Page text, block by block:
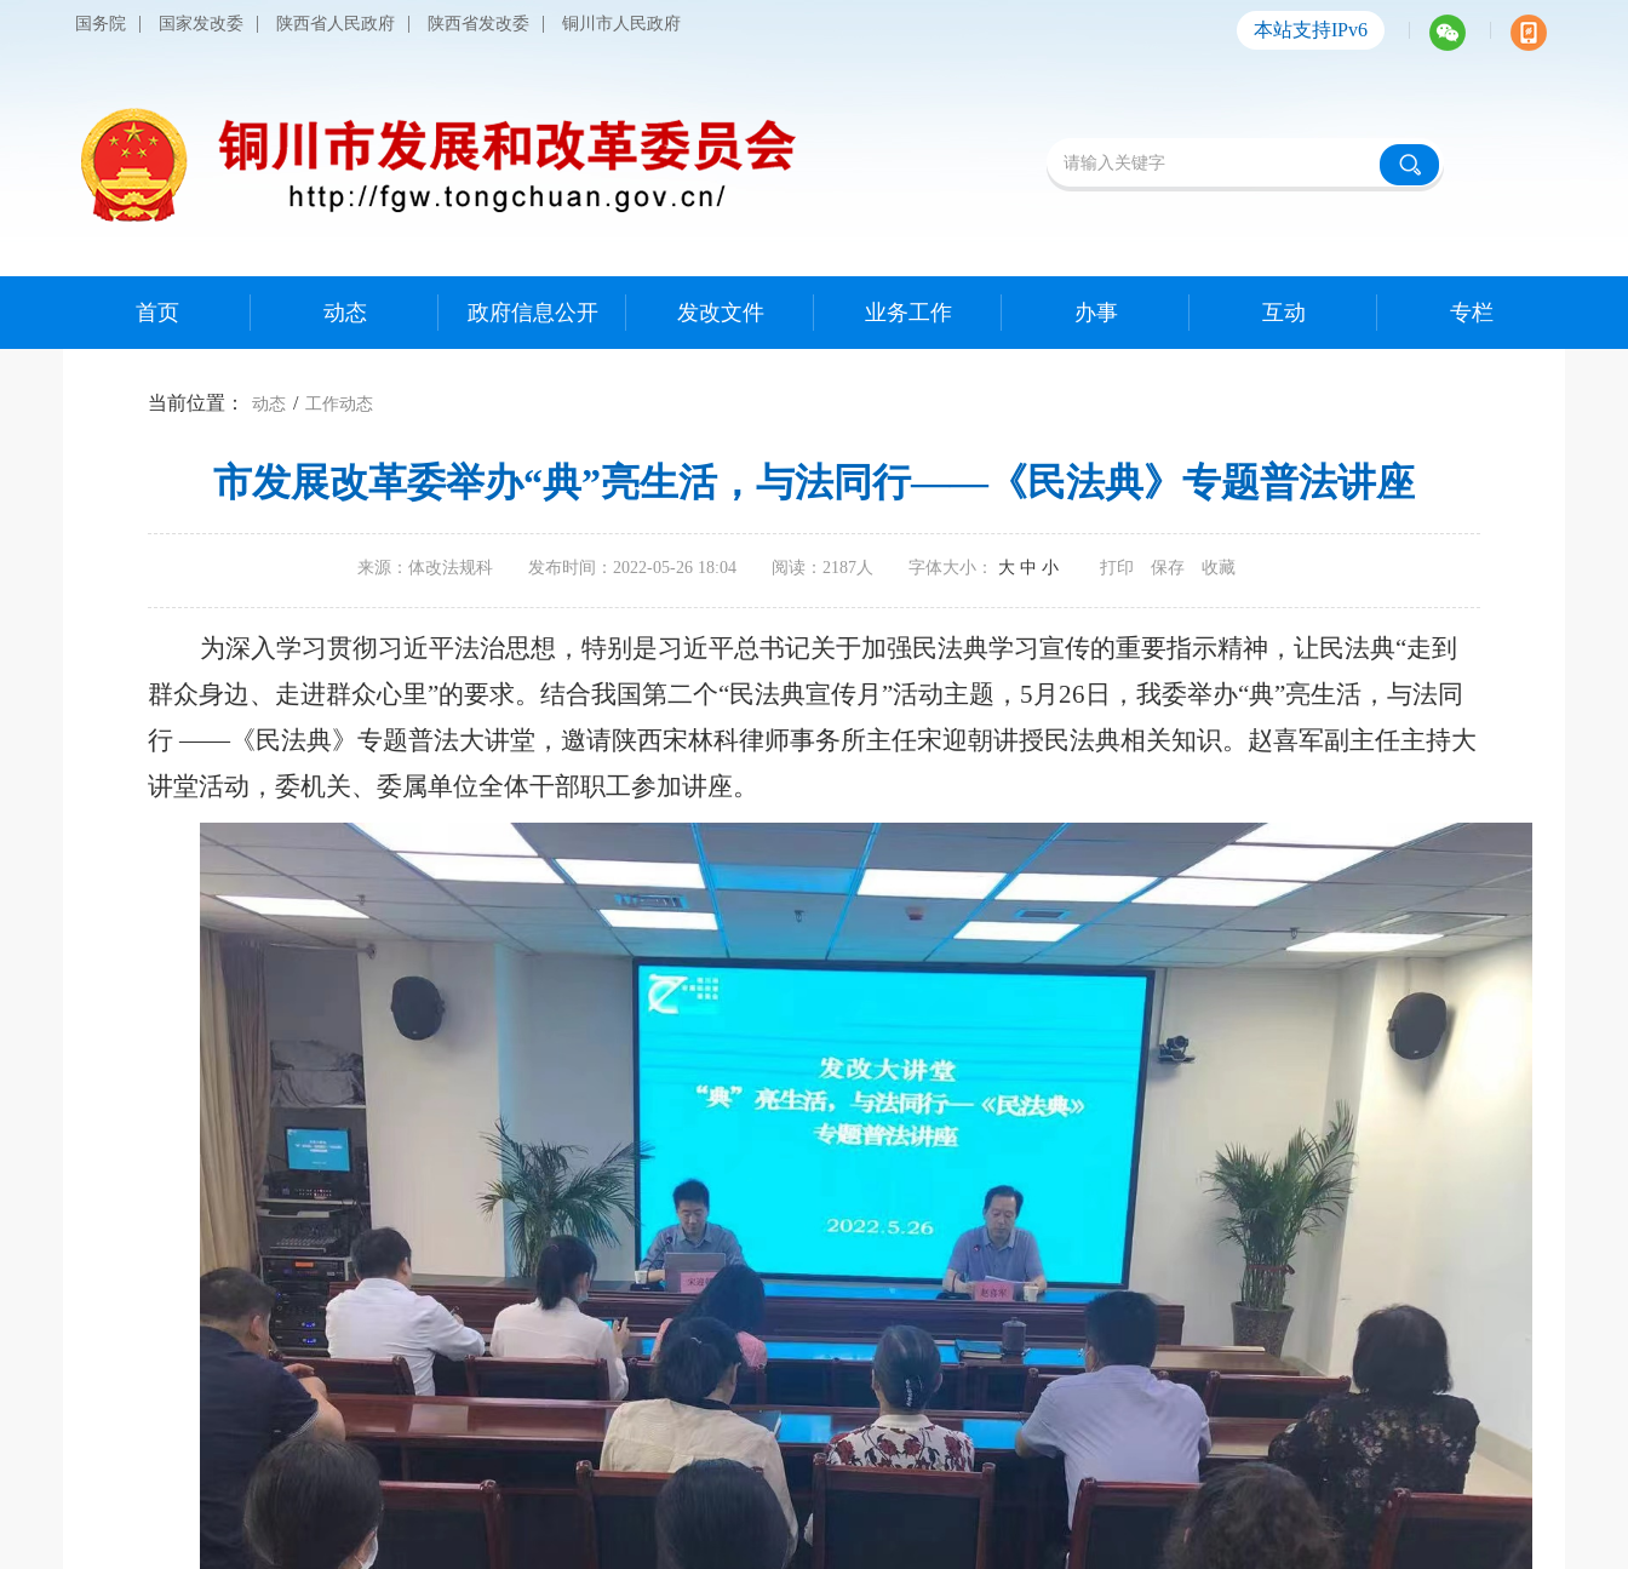
国务院 | 国家发改委 | 陕西省人民政府 | 陕西省发改委 | 铜川市人民政府 本站支持IPv6 | |
首页 动态 政府信息公开 发改文件 业务工作 办事 互动 专栏
当前位置： 动态 / 工作动态
市发展改革委举办“典”亮生活，与法同行——《民法典》专题普法讲座
来源：体改法规科 发布时间：2022-05-26 18:04 阅读： 2187人 字体大小： 大 中 小 打印 保存 收藏
为深入学习贯彻习近平法治思想，特别是习近平总书记关于加强民法典学习宣传的重要指示精神，让民法典“走到
群众身边、走进群众心里”的要求。结合我国第二个“民法典宣传月”活动主题，5月26日，我委举办“典”亮生活，与法同
行 ——《民法典》专题普法大讲堂，邀请陕西宋林科律师事务所主任宋迎朝讲授民法典相关知识。赵喜军副主任主持大
讲堂活动，委机关、委属单位全体干部职工参加讲座。